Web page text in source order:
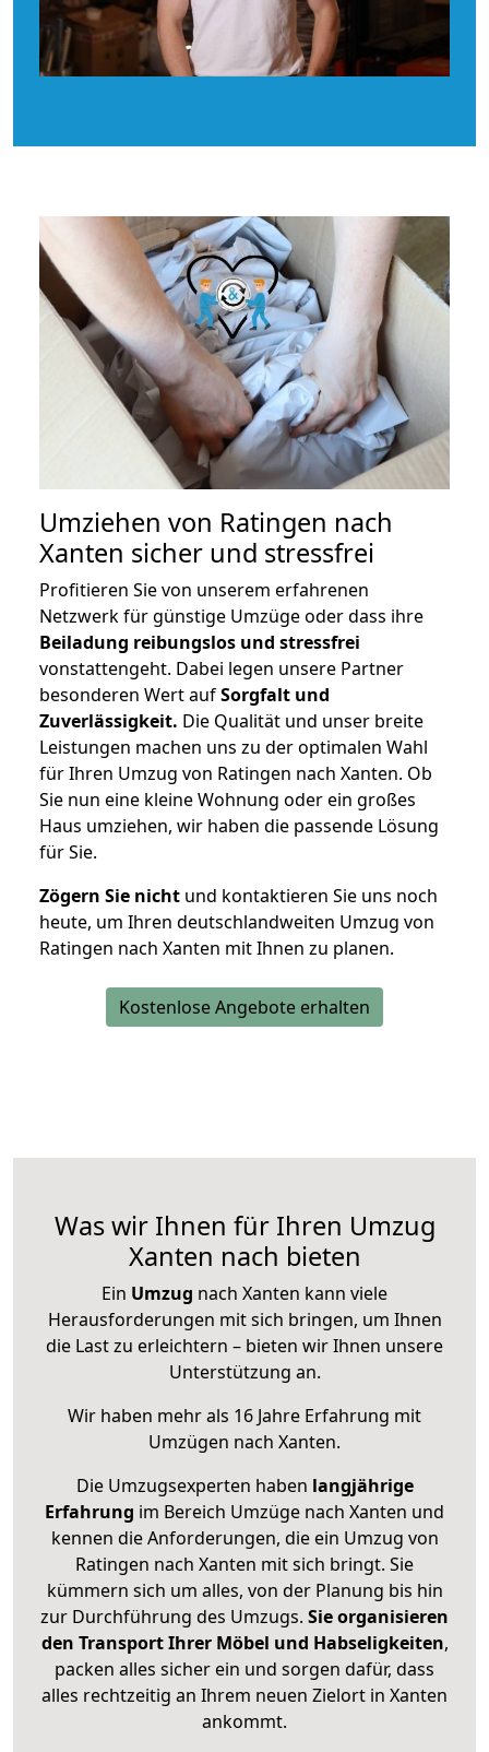
Umziehen von Ratingen nach
Xanten sicher und stressfrei
Profitieren Sie von unserem erfahrenen
Netzwerk für günstige Umzüge oder dass ihre
Beiladung reibungslos und stressfrei
vonstattengeht. Dabei legen unsere Partner
besonderen Wert aufSorgfalt und
Zuverlässigkeit. Die Qualität und unser breite
Leistungen machen uns zu der optimalen Wahl
für Ihren Umzug von Ratingen nach Xanten. Ob
Sie nun eine kleine Wohnung oder ein großes
Haus umziehen, wir haben die passende Lösung
für Sie.
Zögern Sie nicht und kontaktieren Sie uns noch
heute, um Ihren deutschlandweiten Umzug von
Ratingen nach Xanten mit Ihnen zu planen.
Kostenlose Angebote erhalten
Was wir Ihnen für Ihren Umzug
Xanten nach bieten
Ein Umzug nach Xanten kann viele
Herausforderungen mit sich bringen, um Ihnen
die Last zu erleichtern – bieten wir Ihnen unsere
Unterstützung an.
Wir haben mehr als 16 Jahre Erfahrung mit
Umzügen nach Xanten.
Die Umzugsexperten haben langjährige
Erfahrung im Bereich Umzüge nach Xanten und
kennen die Anforderungen, die ein Umzug von
Ratingen nach Xanten mit sich bringt. Sie
kümmern sich um alles, von der Planung bis hin
zur Durchführung des Umzugs. Sie organisieren
den Transport Ihrer Möbel und Habseligkeiten,
packen alles sicher ein und sorgen dafür, dass
alles rechtzeitig an Ihrem neuen Zielort in Xanten
ankommt.